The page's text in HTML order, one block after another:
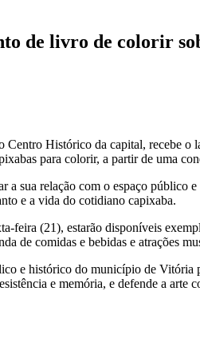
de livro de colorir
Centro Histórico da capital,
para colorir, a partir de uma
a sua relação com o espaço
e a vida do cotidiano capixaba.
feira (21), estarão disponíveis
de comidas e bebidas e atrações
e histórico do município de
e memória, e defende a arte